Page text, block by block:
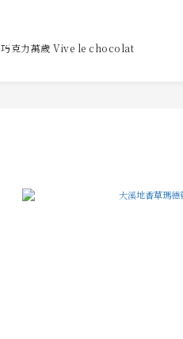
巧克力萬歲 Vive le chocolat